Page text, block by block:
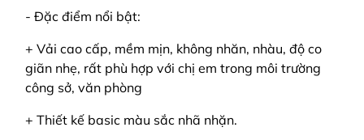
- Đặc điểm nổi bật:
+ Vải cao cấp, mềm mịn, không nhăn, nhàu, độ co
giãn nhẹ, rất phù hợp với chị em trong môi trường
công sở, văn phòng
+ Thiết kế basic màu sắc nhã nhặn.